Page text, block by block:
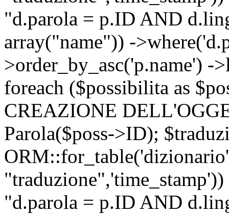
"d.parola = p.ID AND
array("name")) -
>order_by_asc('p.name')
foreach ($possibilita as
CREAZIONE
Parola($poss->ID);
"d.parola = p.ID AND